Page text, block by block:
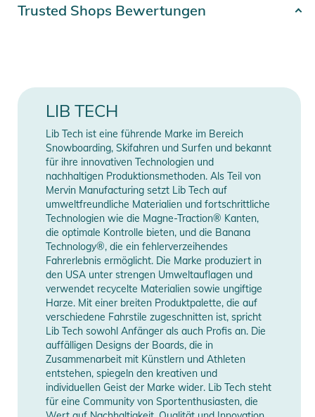
ganz auf die Wakeperformace ausgerichtet, mit einer
Acceleration Dish) übergeht. Ein lockeres, aber präzises
Chined Rail geht in eine harte, schnelle Kante am Tail über.
mühelos Geschwindigkeit und präzises Carving zu erzeugen,
damit du dein Freestyle- und Air-Game auf das nächste Level
bringen kannst. Lass den Korken knallen!
Ein schnelles Twin Fin Set hält dieses Board schnell und
dennoch locker. Artwork ist von Ben Lardy.
Length Width Thickness Volume Weight Range
4'4" 18.9" 1.9" 20.0 cl 80-180 lbs
4'7" 19.2" 2.0" 22.8 cl 120-200 lbs
4'10" 19.5" 2.1" 24.8 cl 140-220 lbs
*Twin RRIP'S Finnenset inklusive
Produktinformationen und
Sicherheitshinweise
Manufacturer
Information
Herstellerangaben
anzeigen
Trusted Shops Bewertungen
LIB TECH
Lib Tech ist eine führende Marke im Bereich
Snowboarding, Skifahren und Surfen und bekannt
für ihre innovativen Technologien und
nachhaltigen Produktionsmethoden. Als Teil von
Mervin Manufacturing setzt Lib Tech auf
umweltfreundliche Materialien und fortschrittliche
Technologien wie die Magne-Traction® Kanten,
die optimale Kontrolle bieten, und die Banana
Technology®, die ein fehlerverzeihendes
Fahrerlebnis ermöglicht. Die Marke produziert in
den USA unter strengen Umweltauflagen und
verwendet recycelte Materialien sowie ungiftige
Harze. Mit einer breiten Produktpalette, die auf
verschiedene Fahrstile zugeschnitten ist, spricht
Lib Tech sowohl Anfänger als auch Profis an. Die
auffälligen Designs der Boards, die in
Zusammenarbeit mit Künstlern und Athleten
entstehen, spiegeln den kreativen und
individuellen Geist der Marke wider. Lib Tech steht
für eine Community von Sportenthusiasten, die